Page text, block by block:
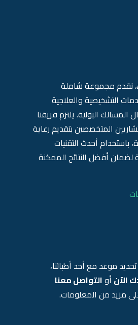
، نقدم مجموعة شاملة
التشخيصية والعلاجية
البولية. يلتزم فريقنا
المتخصصين بتقديم رعاية
باستخدام أحدث التقنيات
لضمان أفضل النتائج الممكنة
موعد مع أحد أطبائنا،
الآن أوالتواصل معنا
مزيد من المعلومات.